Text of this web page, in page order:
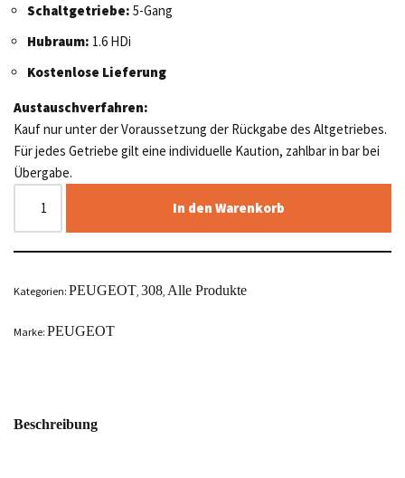
Schaltgetriebe: 5-Gang
Hubraum: 1.6 HDi
Kostenlose Lieferung
Austauschverfahren:
Kauf nur unter der Voraussetzung der Rückgabe des Altgetriebes.
Für jedes Getriebe gilt eine individuelle Kaution, zahlbar in bar bei
Übergabe.
In den Warenkorb
Kategorien: PEUGEOT 308 Alle Produkte
Marke: PEUGEOT
Beschreibung